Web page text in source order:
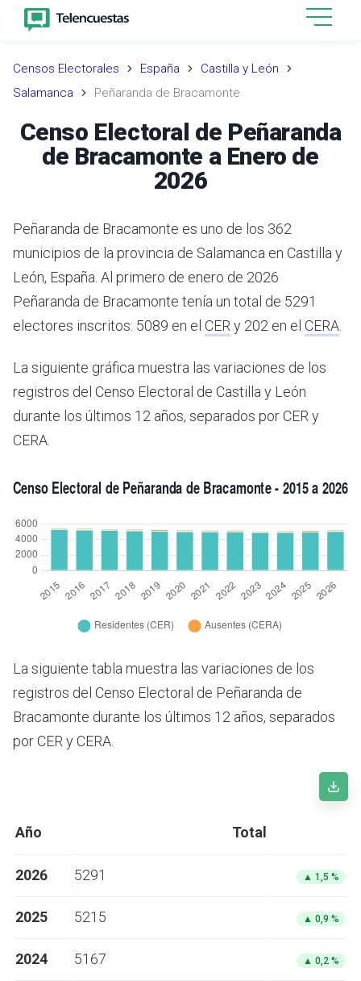
Censos Electorales España
Castilla y León
Salamanca
Peñaranda de Bracamonte
Censo Electoral de Peñaranda
de Bracamonte a Enero de
2026
Peñaranda de Bracamonte es uno de los 362
municipios de la provincia de Salamanca en Castilla y
León, España. Al primero de enero de 2026
Peñaranda de Bracamonte tenía un total de 5291
electores inscritos: 5089 en el CER y 202 en el CERA
La siguiente gráfica muestra las variaciones de los
registros del Censo Electoral de Castilla y León
durante los últimos 12 años, separados por CER y
CERA.
La siguiente tabla muestra las variaciones de los
registros del Censo Electoral de Peñaranda de
Bracamonte durante los últimos 12 años, separados
por CER y CERA.
Año Total
2026 5291 ▲ 1,5 %
2025 5215 ▲ 0,9 %
2024 5167 ▲ 0,2 %